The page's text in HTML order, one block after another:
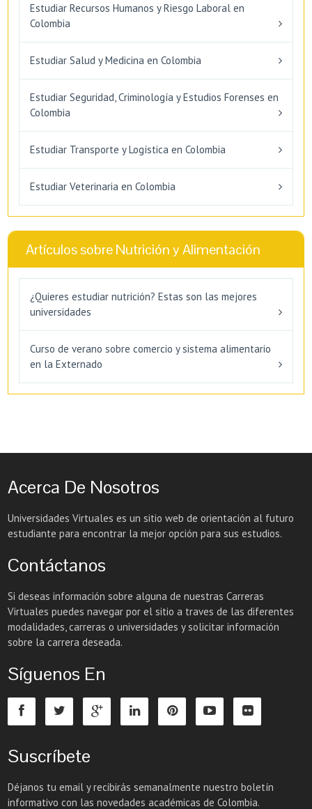
Estudiar Recursos Humanos y Riesgo Laboral en
Colombia
Estudiar Salud y Medicina en Colombia
Estudiar Seguridad, Criminología y Estudios Forenses en
Colombia
Estudiar Transporte y Logística en Colombia
Estudiar Veterinaria en Colombia
Artículos sobre Nutrición y Alimentación
¿Quieres estudiar nutrición? Estas son las mejores
universidades
Curso de verano sobre comercio y sistema alimentario
en la Externado
Acerca De Nosotros
Universidades Virtuales es un sitio web de orientación al futuro
estudiante para encontrar la mejor opción para sus estudios.
Contáctanos
Si deseas información sobre alguna de nuestras Carreras
Virtuales puedes navegar por el sitio a traves de las diferentes
modalidades, carreras o universidades y solicitar información
sobre la carrera deseada.
Síguenos En
Suscríbete
Déjanos tu email y recibirás semanalmente nuestro boletín
informativo con las novedades académicas de Colombia.